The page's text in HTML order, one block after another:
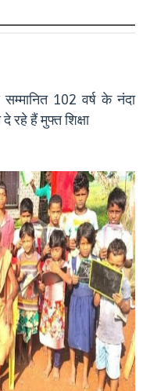
102 वर्ष के नंदा
रहे हैं मुफ्त शिक्षा